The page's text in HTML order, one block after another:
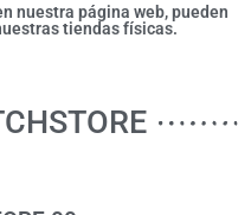
nuestra página web, pueden
tiendas físicas.